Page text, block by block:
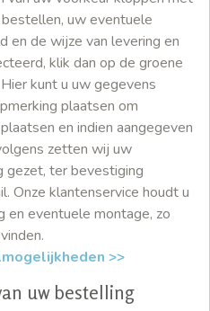
uw eventuele
en de wijze van levering en
klik dan op de groene
kunt u uw gegevens
plaatsen om
en indien aangegeven
zetten wij uw
gezet, ter bevestiging
Onze klantenservice houdt u
en eventuele montage, zo
>>
uw bestelling